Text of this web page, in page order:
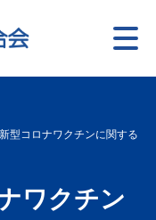
型コロナワクチンに関する
ワクチン